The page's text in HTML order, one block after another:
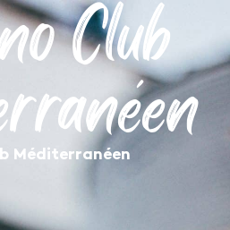
Club
Méditerranéen